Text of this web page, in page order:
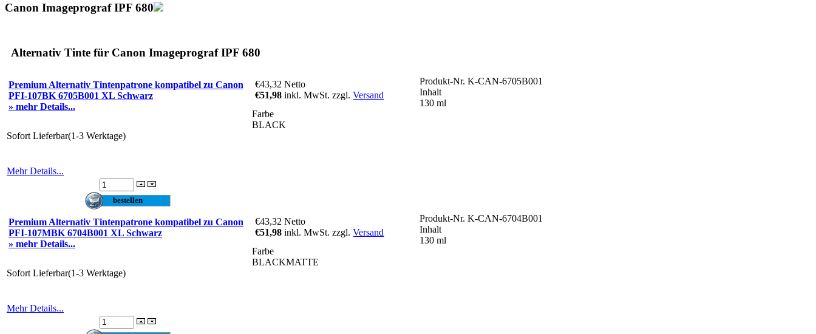
Canon Imageprograf IPF 680
Alternativ Tinte für Canon Imageprograf IPF 680
Premium Alternativ Tintenpatrone kompatibel zu Canon
PFI-107BK 6705B001 XL Schwarz
» mehr Details...
€43,32Netto
€51,98inkl. MwSt. zzgl.Versand
Produkt-Nr. K-CAN-6705B001
Inhalt
130 ml
Farbe
BLACK
Sofort Lieferbar(1-3 Werktage)
Mehr Details...
Premium Alternativ Tintenpatrone kompatibel zu Canon
PFI-107MBK 6704B001 XL Schwarz
» mehr Details...
€43,32Netto
€51,98inkl. MwSt. zzgl.Versand
Produkt-Nr. K-CAN-6704B001
Inhalt
130 ml
Farbe
BLACKMATTE
Sofort Lieferbar(1-3 Werktage)
Mehr Details...